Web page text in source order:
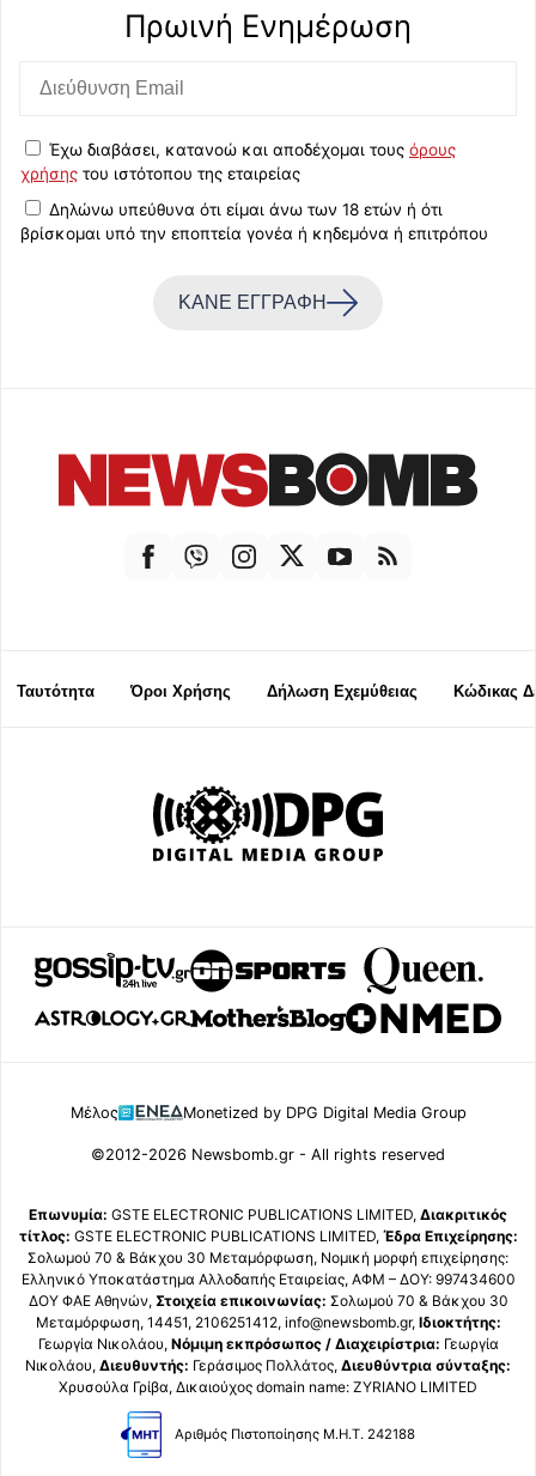
Πρωινή Eνημέρωση
Έχω διαβάσει, κατανοώ και αποδέχομαι τους όρους
χρήσης του ιστότοπου της εταιρείας
Δηλώνω υπεύθυνα ότι είμαι άνω των 18 ετών ή ότι
βρίσκομαι υπό την εποπτεία γονέα ή κηδεμόνα ή επιτρόπου
ΚΑΝΕ ΕΓΓΡΑΦΗ
Ταυτότητα Όροι Χρήσης Δήλωση Εχεμύθειας Κώδικας
Μέλος Monetized by DPG Digital Media Group
©2012-2026 Newsbomb.gr - All rights reserved
Επωνυμία: GSTE ELECTRONIC PUBLICATIONS LIMITED, Διακριτικός
τίτλος: GSTE ELECTRONIC PUBLICATIONS LIMITED, Έδρα Επιχείρησης:
Σολωμού 70 & Βάκχου 30 Μεταμόρφωση, Νομική μορφή επιχείρησης:
Ελληνικό Υποκατάστημα Αλλοδαπής Εταιρείας, ΑΦΜ – ΔΟΥ: 997434600
ΔΟΥ ΦΑΕ Αθηνών, Στοιχεία επικοινωνίας: Σολωμού 70 & Βάκχου 30
Μεταμόρφωση, 14451, 2106251412, info@newsbomb.gr, Ιδιοκτήτης:
Γεωργία Νικολάου, Νόμιμη εκπρόσωπος / Διαχειρίστρια: Γεωργία
Νικολάου, Διευθυντής: Γεράσιμος Πολλάτος, Διευθύντρια σύνταξης:
Χρυσούλα Γρίβα, Δικαιούχος domain name: ZYRIANO LIMITED
Αριθμός Πιστοποίησης Μ.Η.Τ. 242188